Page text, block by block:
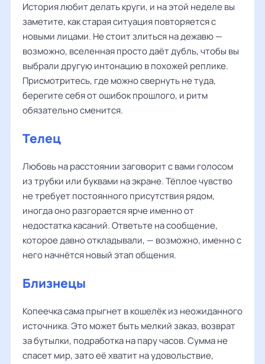
История любит делать круги, и на этой неделе вы
заметите, как старая ситуация повторяется с
новыми лицами. Не стоит злиться на дежавю —
возможно, вселенная просто даёт дубль, чтобы вы
выбрали другую интонацию в похожей реплике.
Присмотритесь, где можно свернуть не туда,
берегите себя от ошибок прошлого, и ритм
обязательно сменится.
Телец
Любовь на расстоянии заговорит с вами голосом
из трубки или буквами на экране. Тёплое чувство
не требует постоянного присутствия рядом,
иногда оно разгорается ярче именно от
недостатка касаний. Ответьте на сообщение,
которое давно откладывали, — возможно, именно с
него начнётся новый этап общения.
Близнецы
Копеечка сама прыгнет в кошелёк из неожиданного
источника. Это может быть мелкий заказ, возврат
за бутылки, подработка на пару часов. Сумма не
спасет мир, зато её хватит на удовольствие,